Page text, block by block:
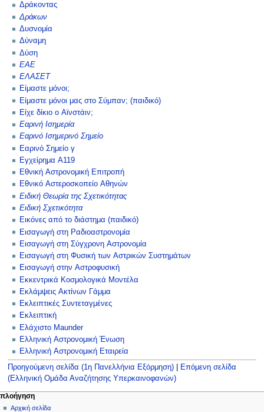
Δράκοντας
Δράκων
Δυσνομία
Δύναμη
Δύση
ΕΑΕ
ΕΛΑΣΕΤ
Είμαστε μόνοι;
Είμαστε μόνοι μας στο Σύμπαν; (παιδικό)
Είχε δίκιο ο Αϊνστάιν;
Εαρινή Ισημερία
Εαρινό Ισημερινό Σημείο
Εαρινό Σημείο γ
Εγχείρημα A119
Εθνική Αστρονομική Επιτροπή
Εθνικό Αστεροσκοπείο Αθηνών
Ειδική Θεωρία της Σχετικότητας
Ειδική Σχετικότητα
Εικόνες από το διάστημα (παιδικό)
Εισαγωγή στη Ραδιοαστρονομία
Εισαγωγή στη Σύγχρονη Αστρονομία
Εισαγωγή στη Φυσική των Αστρικών Συστημάτων
Εισαγωγή στην Αστροφυσική
Εκκεντρικά Κοσμολογικά Μοντέλα
Εκλάμψεις Ακτίνων Γάμμα
Εκλειπτικές Συντεταγμένες
Εκλειπτική
Ελάχιστο Maunder
Ελληνική Αστρονομική Ένωση
Ελληνική Αστρονομική Εταιρεία
Προηγούμενη σελίδα (1η Πανελλήνια Εξόρμηση)|
Επόμενη σελίδα
(Ελληνική Ομάδα Αναζήτησης Υπερκαινοφανών)
Μ
ενέργειες σελίδας
ειδική
προσωπικά εργαλεία
δημιουργία
πλοήγηση
Αρχική σελίδα